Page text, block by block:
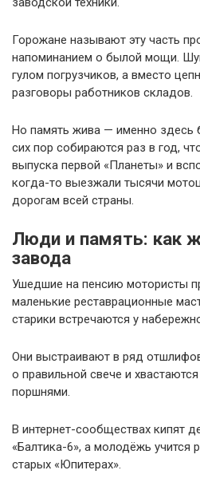
Горожане называют эту часть
напоминанием о былой мощи.
гулом погрузчиков, а вместо
разговоры работников складов.
Но память жива — именно здесь
сих пор собираются раз в год,
выпуска первой «Планеты» и
когда-то выезжали тысячи
дорогам всей страны.
Люди и память: как
завода
Ушедшие на пенсию мотористы
маленькие реставрационные
старики встречаются у
Они выстраивают в ряд
о правильной свече и
поршнями.
В интернет-сообществах кипят
«Балтика-6», а молодёжь учится
старых «Юпитерах».